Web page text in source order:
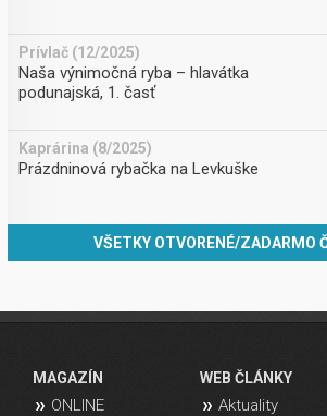
Prívlač (12/2025)
Naša výnimočná ryba – hlavátka
podunajská, 1. časť
Kaprárina (8/2025)
Prázdninová rybačka na Levkuške
VŠETKY OTVORENÉ/ZADARMO
MAGAZÍN
ONLINE
WEB ČLÁNKY
Aktuality